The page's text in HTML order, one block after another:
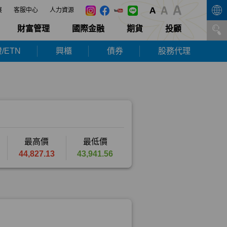
客服中心 人力資源
財富管理 國際金融 期貨 投顧
ETN 興櫃 債券 股務代理